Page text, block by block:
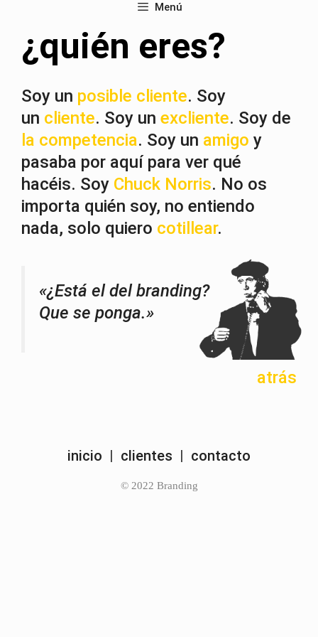
Menú
¿quién eres?
Soy un posible cliente. Soy
un cliente. Soy un excliente. Soy de
la competencia. Soy un amigo y
pasaba por aquí para ver qué
hacéis. Soy Chuck Norris. No os
importa quién soy, no entiendo
nada, solo quiero cotillear.
«¿Está el del branding?
Que se ponga.»
atrás
inicio | clientes | contacto
© 2022 Branding